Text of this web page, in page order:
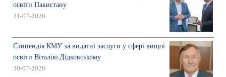
освіти Пакистану
31-07-2026
Стипендія КМУ за видатні заслуги у сфері вищої
освіти Віталію Дідковському
30-07-2026